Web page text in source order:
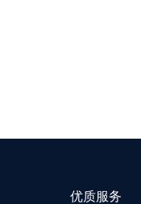
优质服务